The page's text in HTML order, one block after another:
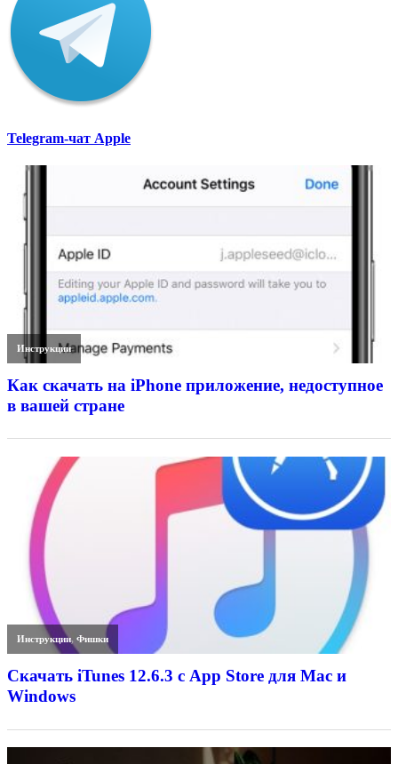
Telegram-чат Apple
Инструкции
Как скачать на iPhone приложение, недоступное
в вашей стране
Инструкции,Фишки
Скачать iTunes 12.6.3 с App Store для Mac и
Windows